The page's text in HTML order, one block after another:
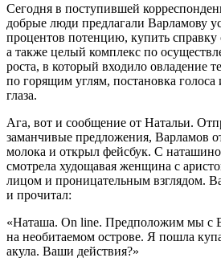
Сегодня в поступившей
добрые люди предлагали Варламову
процентов потенцию, купить справку
а также целый комплекс по
роста, в который входило овладение
по горящим углям, постановка голоса
глаза.
Ага, вот и сообщение от Натальи.
заманчивые предложения, Варламов
молока и открыл фейсбук. С
смотрела худощавая женщина с
лицом и проницательным взглядом.
и прочитал:
«Наташа. On line. Предположим мы с
на необитаемом острове. Я пошла
акула. Ваши действия?»